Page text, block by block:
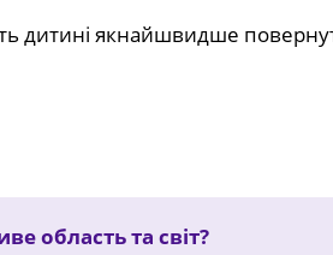
дитині якнайшвидше
область та світ?